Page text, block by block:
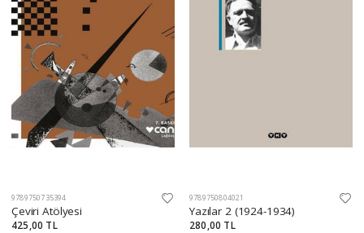
9789750735394
Çeviri Atölyesi
425,00 TL
9789750804021
Yazılar 2 (1924-1934)
280,00 TL